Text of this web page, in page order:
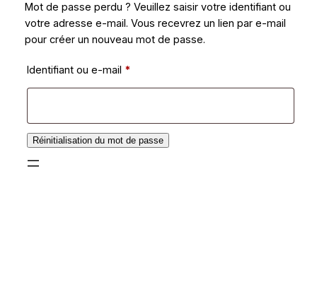
Mot de passe perdu ? Veuillez saisir votre identifiant ou
votre adresse e-mail. Vous recevrez un lien par e-mail
pour créer un nouveau mot de passe.
Identifiant ou e-mail *Obligatoire
Réinitialisation du mot de passe